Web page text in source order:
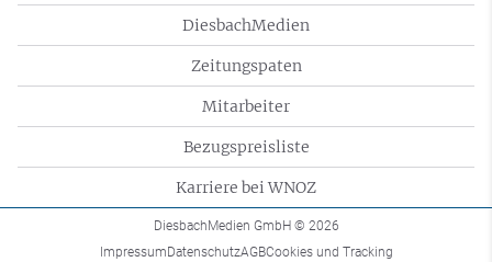
DiesbachMedien
Zeitungspaten
Mitarbeiter
Bezugspreisliste
Karriere bei WNOZ
DiesbachMedien GmbH © 2026
ImpressumDatenschutzAGBCookies und Tracking